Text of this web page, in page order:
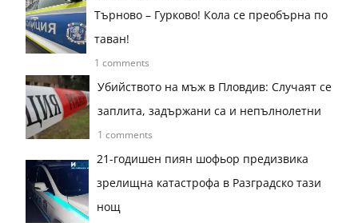
Търново – Гурково! Кола се преобърна по
таван!
1 comments
Убийството на мъж в Пловдив: Случаят се
заплита, задържани са и непълнолетни
1 comments
21-годишен пиян шофьор предизвика
зрелищна катастрофа в Разградско тази
нощ